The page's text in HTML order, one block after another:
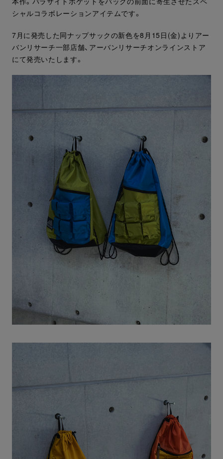
シャルコラボレーションアイテムです。
7月に発売した同ナップサックの新色を8月15日(金)よりアー
バンリサーチ一部店舗、アーバンリサーチオンラインストア
にて発売いたします。